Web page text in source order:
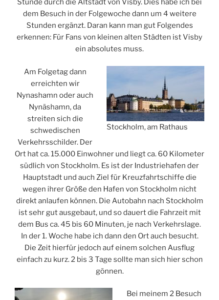
Stunde durch die Altstadt von Visby. Dies habe ich bei
dem Besuch in der Folgewoche dann um 4 weitere
Stunden ergänzt. Daran kann man gut Folgendes
erkennen: Für Fans von kleinen alten Städten ist Visby
ein absolutes muss.
Stockholm, am Rathaus
Am Folgetag dann
erreichten wir
Nynashamn oder auch
Nynäshamn, da
streiten sich die
schwedischen
Verkehrsschilder. Der
Ort hat ca. 15.000 Einwohner und liegt ca. 60 Kilometer
südlich von Stockholm. Es ist der Industriehafen der
Hauptstadt und auch Ziel für Kreuzfahrtschiffe die
wegen ihrer Größe den Hafen von Stockholm nicht
direkt anlaufen können. Die Autobahn nach Stockholm
ist sehr gut ausgebaut, und so dauert die Fahrzeit mit
dem Bus ca. 45 bis 60 Minuten, je nach Verkehrslage.
In der 1. Woche habe ich dann den Ort auch besucht.
Die Zeit hierfür jedoch auf einem solchen Ausflug
einfach zu kurz. 2 bis 3 Tage sollte man sich hier schon
gönnen.
Bei meinem 2 Besuch